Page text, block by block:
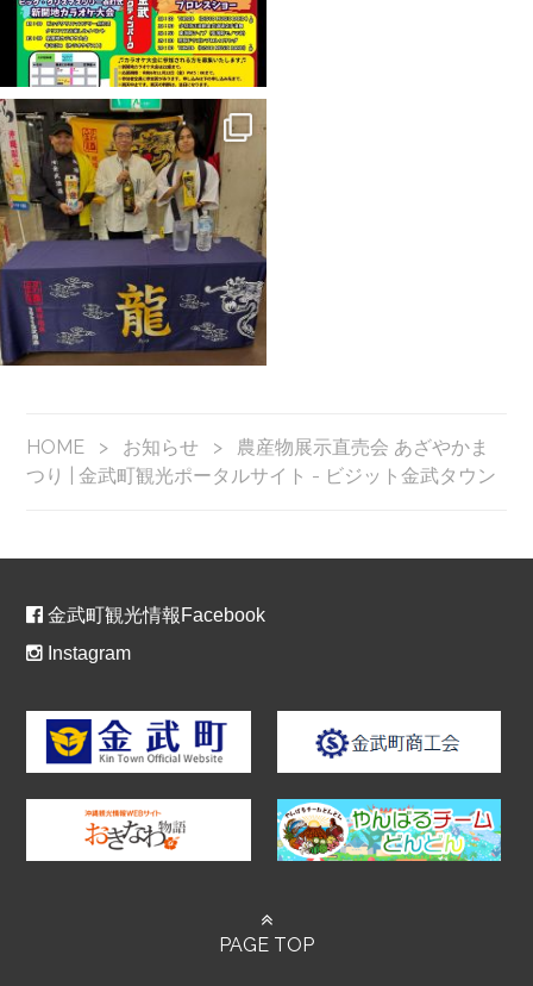
HOME > お知らせ >
農産物展示直売会 あざやかま
つり | 金武町観光ポータルサイト - ビジット金武タウン
金武町観光情報Facebook
Instagram
PAGE TOP